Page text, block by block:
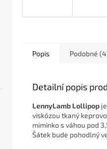
Popis Podobné
Detailní popis
LennyLamb Lollipop
viskózou tkaný
miminko s váhou pod
Šátek bude pohodlný